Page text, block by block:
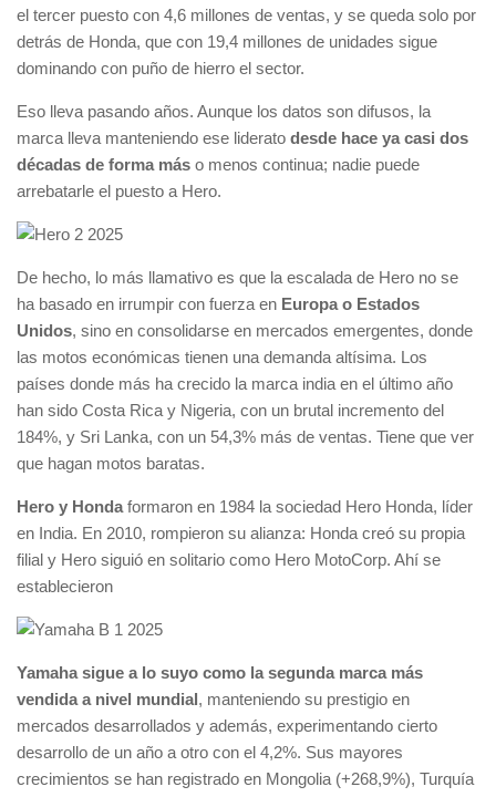
el tercer puesto con 4,6 millones de ventas, y se queda solo por
detrás de Honda, que con 19,4 millones de unidades sigue
dominando con puño de hierro el sector.
Eso lleva pasando años. Aunque los datos son difusos, la
marca lleva manteniendo ese liderato desde hace ya casi dos
décadas de forma más o menos continua; nadie puede
arrebatarle el puesto a Hero.
De hecho, lo más llamativo es que la escalada de Hero no se
ha basado en irrumpir con fuerza en Europa o Estados
Unidos, sino en consolidarse en mercados emergentes, donde
las motos económicas tienen una demanda altísima. Los
países donde más ha crecido la marca india en el último año
han sido Costa Rica y Nigeria, con un brutal incremento del
184%, y Sri Lanka, con un 54,3% más de ventas. Tiene que ver
que hagan motos baratas.
Hero y Honda formaron en 1984 la sociedad Hero Honda, líder
en India. En 2010, rompieron su alianza: Honda creó su propia
filial y Hero siguió en solitario como Hero MotoCorp. Ahí se
establecieron
Yamaha sigue a lo suyo como la segunda marca más
vendida a nivel mundial, manteniendo su prestigio en
mercados desarrollados y además, experimentando cierto
desarrollo de un año a otro con el 4,2%. Sus mayores
crecimientos se han registrado en Mongolia (+268,9%), Turquía